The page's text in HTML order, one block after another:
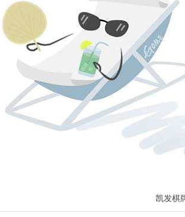
凯发棋